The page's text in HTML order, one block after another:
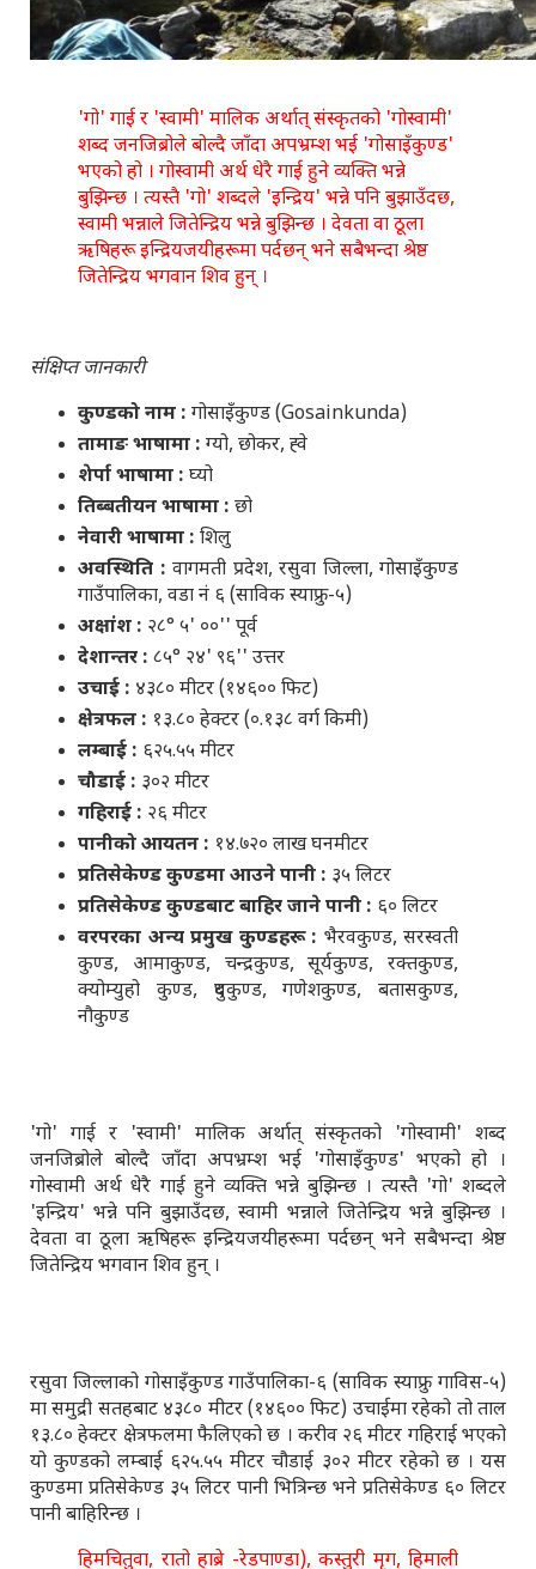
'गो' गाई र 'स्वामी' मालिक अर्थात् संस्कृतको 'गोस्वामी'
शब्द जनजिब्रोले बोल्दै जाँदा अपभ्रम्श भई 'गोसाइँकुण्ड'
भएको हो । गोस्वामी अर्थ धेरै गाई हुने व्यक्ति भन्ने
बुझिन्छ । त्यस्तै 'गो' शब्दले 'इन्द्रिय' भन्ने पनि बुझाउँदछ,
स्वामी भन्नाले जितेन्द्रिय भन्ने बुझिन्छ । देवता वा ठूला
ऋषिहरू इन्द्रियजयीहरूमा पर्दछन् भने सबैभन्दा श्रेष्ठ
जितेन्द्रिय भगवान शिव हुन् ।
संक्षिप्त जानकारी
कुण्डको नाम : गोसाइँकुण्ड (Gosainkunda)
तामाङ भाषामा : ग्यो, छोकर, ह्‍वे
शेर्पा भाषामा : घ्यो
तिब्बतीयन भाषामा : छो
नेवारी भाषामा : शिलु
अवस्थिति : वागमती प्रदेश, रसुवा जिल्ला, गोसाइँकुण्ड
गाउँपालिका, वडा नं ६ (साविक स्याफ्रु-५)
अक्षांश : २८° ५' ००'' पूर्व
देशान्तर : ८५° २४' ९६'' उत्तर
उचाई : ४३८० मीटर (१४६०० फिट)
क्षेत्रफल : १३.८० हेक्टर (०.१३८ वर्ग किमी)
लम्बाई : ६२५.५५ मीटर
चौडाई : ३०२ मीटर
गहिराई : २६ मीटर
पानीको आयतन : १४.७२० लाख घनमीटर
प्रतिसेकेण्ड कुण्डमा आउने पानी : ३५ लिटर
प्रतिसेकेण्ड कुण्डबाट बाहिर जाने पानी : ६० लिटर
वरपरका अन्य प्रमुख कुण्डहरू : भैरवकुण्ड, सरस्वती
कुण्ड, आमाकुण्ड, चन्द्रकुण्ड, सूर्यकुण्ड, रक्तकुण्ड,
क्योम्युहो कुण्ड, दुधकुण्ड, गणेशकुण्ड, बतासकुण्ड,
नौकुण्ड
'गो' गाई र 'स्वामी' मालिक अर्थात् संस्कृतको 'गोस्वामी' शब्द
जनजिब्रोले बोल्दै जाँदा अपभ्रम्श भई 'गोसाइँकुण्ड' भएको हो ।
गोस्वामी अर्थ धेरै गाई हुने व्यक्ति भन्ने बुझिन्छ । त्यस्तै 'गो' शब्दले
'इन्द्रिय' भन्ने पनि बुझाउँदछ, स्वामी भन्नाले जितेन्द्रिय भन्ने बुझिन्छ ।
देवता वा ठूला ऋषिहरू इन्द्रियजयीहरूमा पर्दछन् भने सबैभन्दा श्रेष्ठ
जितेन्द्रिय भगवान शिव हुन् ।
रसुवा जिल्लाको गोसाइँकुण्ड गाउँपालिका-६ (साविक स्याफ्रु गाविस-५)
मा समुद्री सतहबाट ४३८० मीटर (१४६०० फिट) उचाईमा रहेको तो ताल
१३.८० हेक्टर क्षेत्रफलमा फैलिएको छ । करीव २६ मीटर गहिराई भएको
यो कुण्डको लम्बाई ६२५.५५ मीटर चौडाई ३०२ मीटर रहेको छ । यस
कुण्डमा प्रतिसेकेण्ड ३५ लिटर पानी भित्रिन्छ भने प्रतिसेकेण्ड ६० लिटर
पानी बाहिरिन्छ ।
हिमचितुवा, रातो हाब्रे -रेडपाण्डा), कस्तुरी मृग, हिमाली